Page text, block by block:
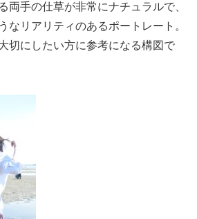
両手の仕草が非常にナチュラルで、
なリアリティのあるポートレート。
切にしたい方に参考になる構図で